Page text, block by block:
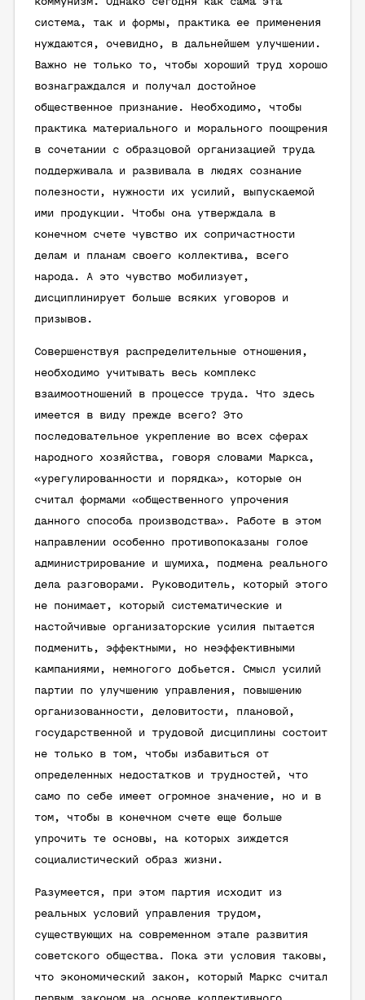
система, так и формы, практика ее применения
нуждаются, очевидно, в дальнейшем улучшении.
Важно не только то, чтобы хороший труд хорошо
вознаграждался и получал достойное
общественное признание. Необходимо, чтобы
практика материального и морального поощрения
в сочетании с образцовой организацией труда
поддерживала и развивала в людях сознание
полезности, нужности их усилий, выпускаемой
ими продукции. Чтобы она утверждала в
конечном счете чувство их сопричастности
делам и планам своего коллектива, всего
народа. А это чувство мобилизует,
дисциплинирует больше всяких уговоров и
призывов.
Совершенствуя распределительные отношения,
необходимо учитывать весь комплекс
взаимоотношений в процессе труда. Что здесь
имеется в виду прежде всего? Это
последовательное укрепление во всех сферах
народного хозяйства, говоря словами Маркса,
«урегулированности и порядка», которые он
считал формами «общественного упрочения
данного способа производства». Работе в этом
направлении особенно противопоказаны голое
администрирование и шумиха, подмена реального
дела разговорами. Руководитель, который этого
не понимает, который систематические и
настойчивые организаторские усилия пытается
подменить, эффектными, но неэффективными
кампаниями, немногого добьется. Смысл усилий
партии по улучшению управления, повышению
организованности, деловитости, плановой,
государственной и трудовой дисциплины состоит
не только в том, чтобы избавиться от
определенных недостатков и трудностей, что
само по себе имеет огромное значение, но и в
том, чтобы в конечном счете еще больше
упрочить те основы, на которых зиждется
социалистический образ жизни.
Разумеется, при этом партия исходит из
реальных условий управления трудом,
существующих на современном этапе развития
советского общества. Пока эти условия таковы,
что экономический закон, который Маркс считал